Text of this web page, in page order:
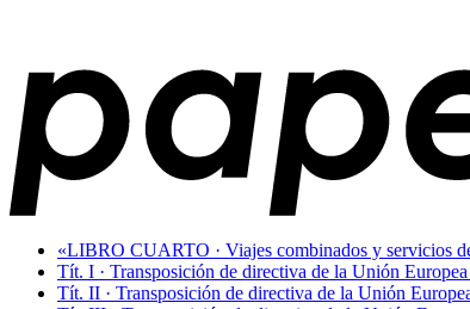
«LIBRO CUARTO · Viajes combinados y servicios
Tít. I · Transposición de directiva de la Unión Europea
Tít. II · Transposición de directiva de la Unión